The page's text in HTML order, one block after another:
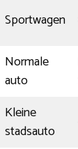
Sportwagen
Normale
auto
Kleine
stadsauto